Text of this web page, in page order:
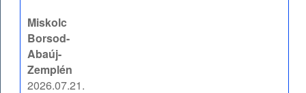
Miskolc
Borsod-
Abaúj-
Zemplén
2026.07.21.